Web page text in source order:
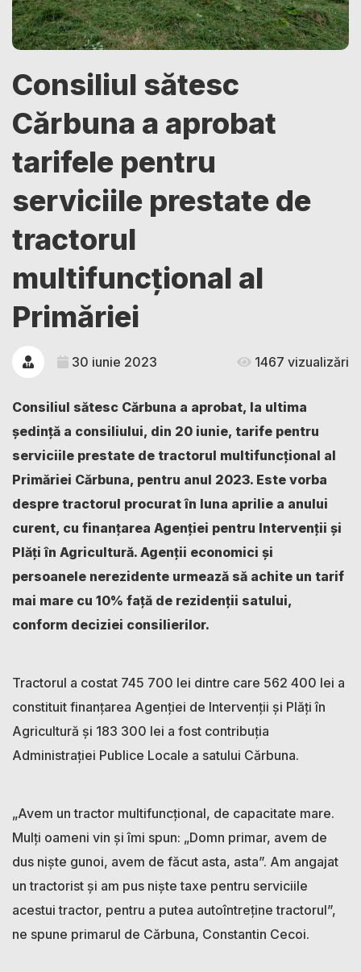
Consiliul sătesc
Cărbuna a aprobat
tarifele pentru
serviciile prestate de
tractorul
multifuncțional al
Primăriei
30 iunie 2023 1467 vizualizări
Consiliul sătesc Cărbuna a aprobat, la ultima
ședință a consiliului, din 20 iunie, tarife pentru
serviciile prestate de tractorul multifuncțional al
Primăriei Cărbuna, pentru anul 2023. Este vorba
despre tractorul procurat în luna aprilie a anului
curent, cu finanțarea Agenției pentru Intervenții și
Plăți în Agricultură. Agenții economici și
persoanele nerezidente urmează să achite un tarif
mai mare cu 10% față de rezidenții satului,
conform deciziei consilierilor.
Tractorul a costat 745 700 lei dintre care 562 400 lei a
constituit finanțarea Agenției de Intervenții și Plăți în
Agricultură și 183 300 lei a fost contribuția
Administrației Publice Locale a satului Cărbuna.
„Avem un tractor multifuncțional, de capacitate mare.
Mulți oameni vin și îmi spun: „Domn primar, avem de
dus niște gunoi, avem de făcut asta, asta”. Am angajat
un tractorist și am pus niște taxe pentru serviciile
acestui tractor, pentru a putea autoîntreține tractorul”,
ne spune primarul de Cărbuna, Constantin Cecoi.